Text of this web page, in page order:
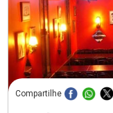
Compartilhe